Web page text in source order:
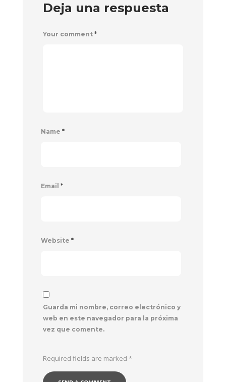
Deja una respuesta
Your comment *
Name *
Email *
Website *
Guarda mi nombre, correo electrónico y
web en este navegador para la próxima
vez que comente.
Required fields are marked *